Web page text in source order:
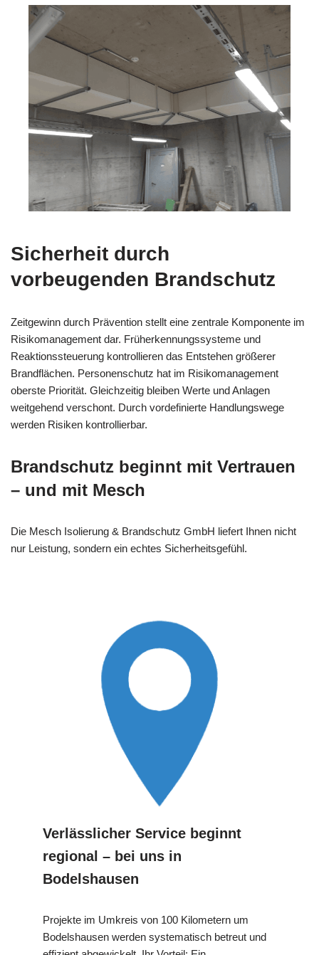
Sicherheit durch
vorbeugenden Brandschutz
Zeitgewinn durch Prävention stellt eine zentrale Komponente im
Risikomanagement dar. Früherkennungssysteme und
Reaktionssteuerung kontrollieren das Entstehen größerer
Brandflächen. Personenschutz hat im Risikomanagement
oberste Priorität. Gleichzeitig bleiben Werte und Anlagen
weitgehend verschont. Durch vordefinierte Handlungswege
werden Risiken kontrollierbar.
Brandschutz beginnt mit Vertrauen
– und mit Mesch
Die Mesch Isolierung & Brandschutz GmbH liefert Ihnen nicht
nur Leistung, sondern ein echtes Sicherheitsgefühl.
Verlässlicher Service beginnt
regional – bei uns in
Bodelshausen
Projekte im Umkreis von 100 Kilometern um
Bodelshausen werden systematisch betreut und